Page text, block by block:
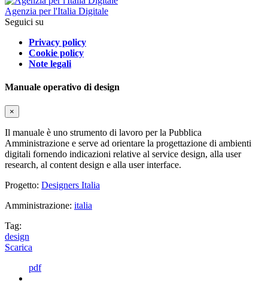
Agenzia per l'Italia Digitale
Seguici su
Privacy policy
Cookie policy
Note legali
Manuale operativo di design
×
Il manuale è uno strumento di lavoro per la Pubblica
Amministrazione e serve ad orientare la progettazione di ambienti
digitali fornendo indicazioni relative al service design, alla user
research, al content design e alla user interface.
Progetto: Designers Italia
Amministrazione: italia
Tag:
design
Scarica
pdf